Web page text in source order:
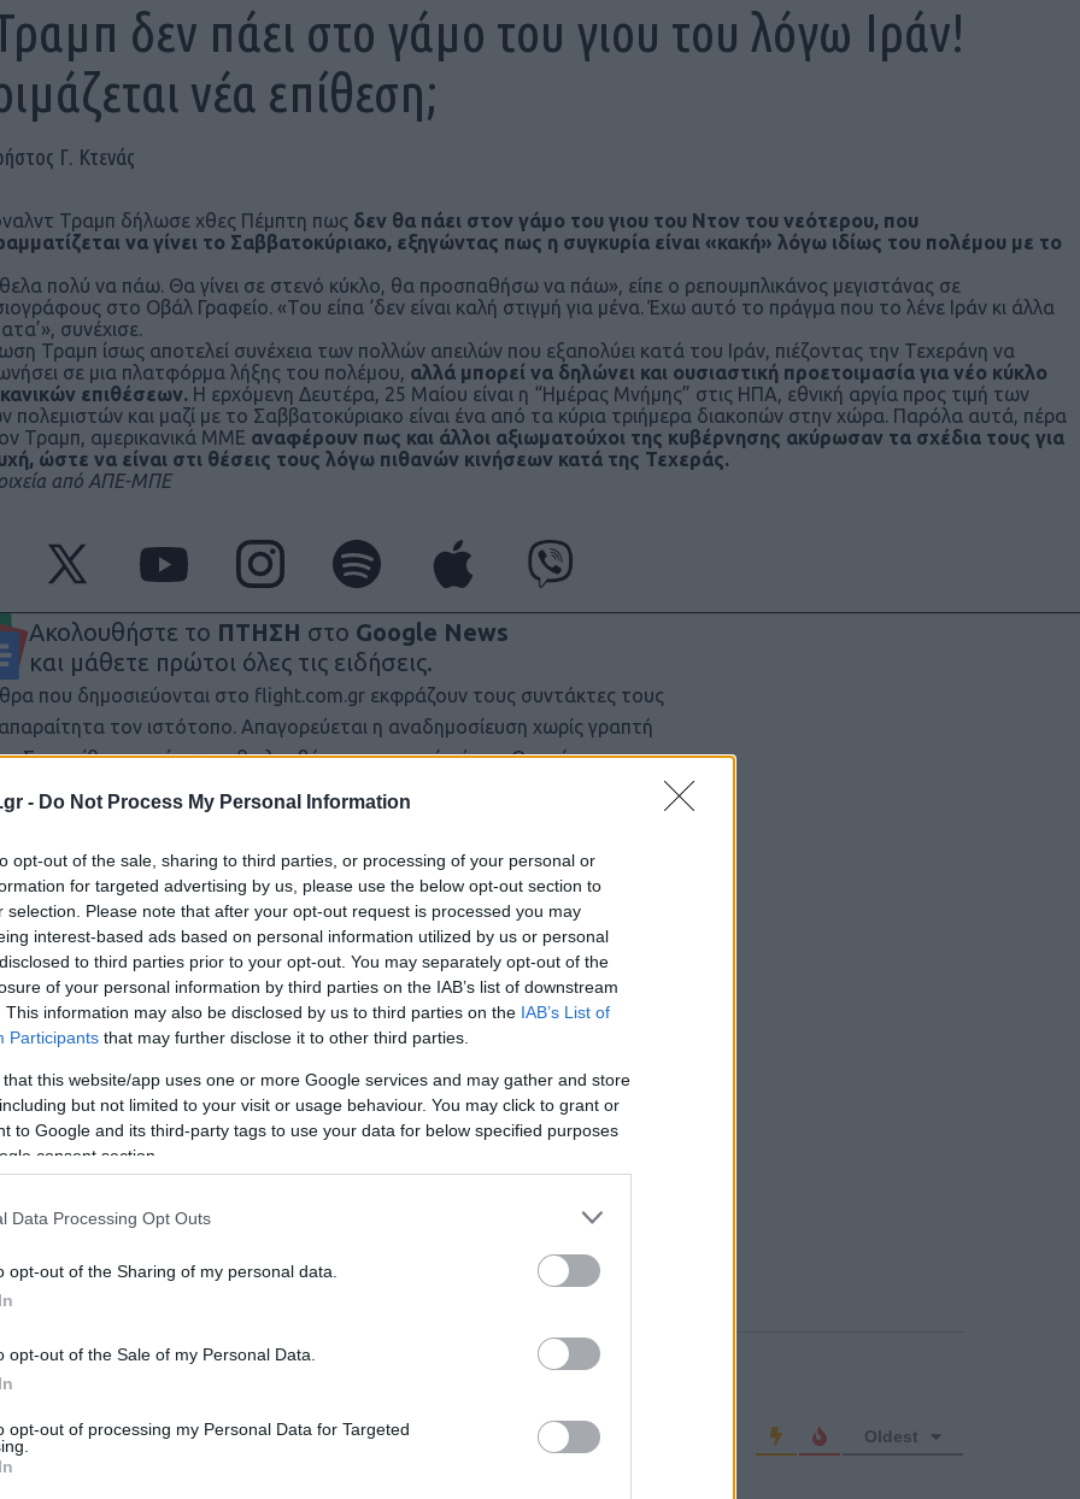
- Do Not Process My Personal Information
opt-out of the sale, sharing to third parties, or processing of your personal or
for targeted advertising by us, please use the below opt-out section to
selection. Please note that after your opt-out request is processed you may
interest-based ads based on personal information utilized by us or personal
to third parties prior to your opt-out. You may separately opt-out of the
of your personal information by third parties on the IAB’s list of downstream
This information may also be disclosed by us to third parties on the IAB’s List of
Participants that may further disclose it to other third parties.
that this website/app uses one or more Google services and may gather and store
but not limited to your visit or usage behaviour. You may click to grant or
to Google and its third-party tags to use your data for below specified purposes
consent section.
Data Processing Opt Outs
opt-out of the Sharing of my personal data.
opt-out of the Sale of my Personal Data.
opt-out of processing my Personal Data for Targeted
δεν πάει στο γάμο του γιου του λόγω Ιράν!
νέα επίθεση;
Γ. Κτενάς
Τραμπ δήλωσε χθες Πέμπτη πως δεν θα πάει στον γάμο του γιου του Ντον του νεότερου, που
να γίνει το Σαββατοκύριακο, εξηγώντας πως η συγκυρία είναι «κακή» λόγω ιδίως του πολέμου με το
πολύ να πάω. Θα γίνει σε στενό κύκλο, θα προσπαθήσω να πάω», είπε ο ρεπουμπλικάνος μεγιστάνας σε
στο Οβάλ Γραφείο. «Του είπα ‘δεν είναι καλή στιγμή για μένα. Έχω αυτό το πράγμα που το λένε Ιράν κι άλλα
συνέχισε.
Τραμπ ίσως αποτελεί συνέχεια των πολλών απειλών που εξαπολύει κατά του Ιράν, πιέζοντας την Τεχεράνη να
σε μια πλατφόρμα λήξης του πολέμου, αλλά μπορεί να δηλώνει και ουσιαστική προετοιμασία για νέο κύκλο
επιθέσεων. Η ερχόμενη Δευτέρα, 25 Μαίου είναι η “Ημέρας Μνήμης” στις ΗΠΑ, εθνική αργία προς τιμή των
πολεμιστών και μαζί με το Σαββατοκύριακο είναι ένα από τα κύρια τριήμερα διακοπών στην χώρα. Παρόλα αυτά, πέρα
Τραμπ, αμερικανικά ΜΜΕ αναφέρουν πως και άλλοι αξιωματούχοι της κυβέρνησης ακύρωσαν τα σχέδια τους για
ώστε να είναι στι θέσεις τους λόγω πιθανών κινήσεων κατά της Τεχεράς.
από ΑΠΕ-ΜΠΕ
Ακολουθήστε το ΠΤΗΣΗ στο Google News
και μάθετε πρώτοι όλες τις ειδήσεις.
που δημοσιεύονται στο flight.com.gr εκφράζουν τους συντάκτες τους
απαραίτητα τον ιστότοπο. Απαγορεύεται η αναδημοσίευση χωρίς γραπτή
Σε αντίθετη περίπτωση θα λαμβάνονται νομικά μέτρα. Ο ιστότοπος
το δικαίωμα ελέγχου των σχολίων, τα οποία εκφράζουν μόνο το
Please login to comment
1COMMENT Oldest